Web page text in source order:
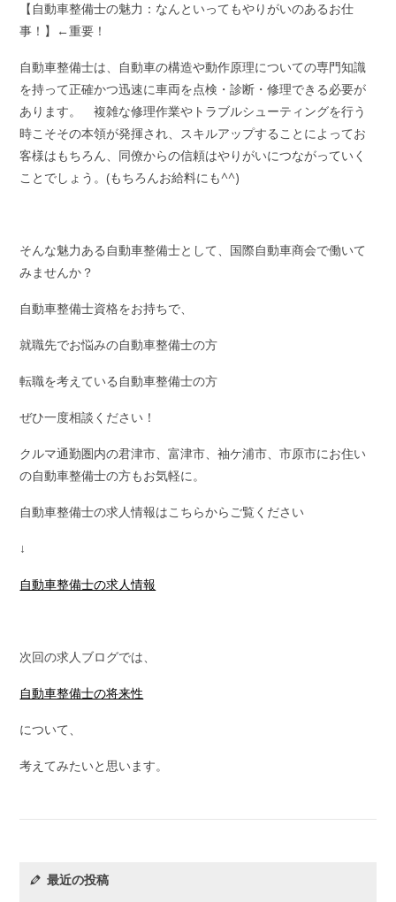
【自動車整備士の魅力：なんといってもやりがいのあるお仕
事！】←重要！
自動車整備士は、自動車の構造や動作原理についての専門知識
を持って正確かつ迅速に車両を点検・診断・修理できる必要が
あります。 複雑な修理作業やトラブルシューティングを行う
時こそその本領が発揮され、スキルアップすることによってお
客様はもちろん、同僚からの信頼はやりがいにつながっていく
ことでしょう。(もちろんお給料にも^^)
そんな魅力ある自動車整備士として、国際自動車商会で働いて
みませんか？
自動車整備士資格をお持ちで、
就職先でお悩みの自動車整備士の方
転職を考えている自動車整備士の方
ぜひ一度相談ください！
クルマ通勤圏内の君津市、富津市、袖ケ浦市、市原市にお住い
の自動車整備士の方もお気軽に。
自動車整備士の求人情報はこちらからご覧ください
↓
自動車整備士の求人情報
次回の求人ブログでは、
自動車整備士の将来性
について、
考えてみたいと思います。
最近の投稿